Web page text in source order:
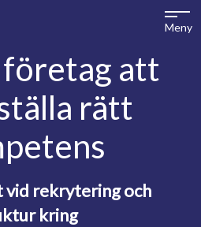
Meny
att
rätt
vid rekrytering och
kring